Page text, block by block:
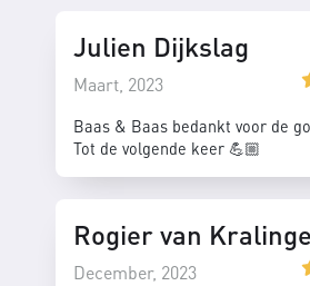
Julien Dijkslag
Maart, 2023
Baas & Baas bedankt voor de
Tot de volgende keer 💪🏼
Rogier van
December, 2023